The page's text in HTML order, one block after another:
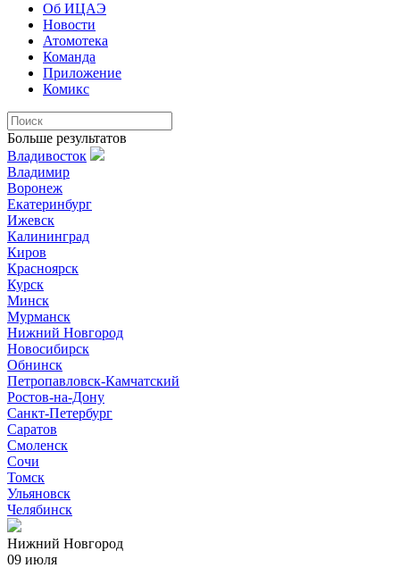
Об ИЦАЭ
Новости
Атомотека
Команда
Приложение
Комикс
Больше результатов
Владивосток
Владимир
Воронеж
Екатеринбург
Ижевск
Калининград
Киров
Красноярск
Курск
Минск
Мурманск
Нижний Новгород
Новосибирск
Обнинск
Петропавловск-Камчатский
Ростов-на-Дону
Санкт-Петербург
Саратов
Смоленск
Сочи
Томск
Ульяновск
Челябинск
Нижний Новгород
09 июля